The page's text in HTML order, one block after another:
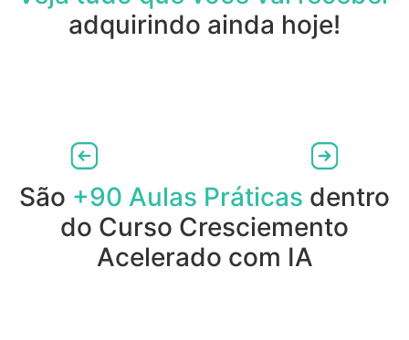
adquirindo ainda hoje!
São +90 Aulas Práticas dentro
do Curso Cresciemento
Acelerado com IA